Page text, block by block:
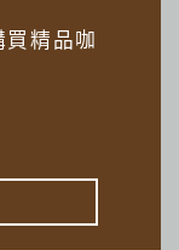
精品咖